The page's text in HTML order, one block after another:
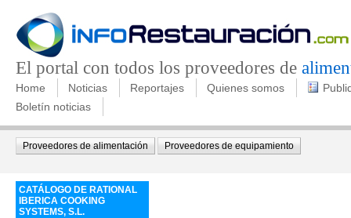
El portal con todos los proveedores de
Home Noticias Reportajes Quienes somos
Boletín noticias
Proveedores de alimentación Proveedores de equipamiento
CATÁLOGO DE RATIONAL
IBERICA COOKING
SYSTEMS, S.L.